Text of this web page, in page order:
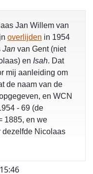
Jan Willem van
overlijden in 1954
Jan van Gent (niet
en Isah. Dat
mij aanleiding om
de naam van de
en WCN
- 69 (de
1885, en we
dezelfde Nicolaas